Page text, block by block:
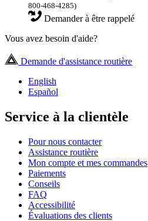
800-468-4285)
Demander à être rappelé
Vous avez besoin d'aide?
Demande d'assistance routière
English
Español
Service à la clientèle
Pour nous contacter
Assistance routière
Mon compte et mes commandes
Paiements
Conseils
FAQ
Accessibilité
Évaluations des clients